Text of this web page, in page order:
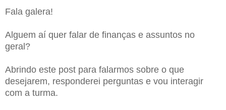
Fala galera!
Alguem aí quer falar de finanças e assuntos no
geral?
Abrindo este post para falarmos sobre o que
desejarem, responderei perguntas e vou interagir
com a turma.